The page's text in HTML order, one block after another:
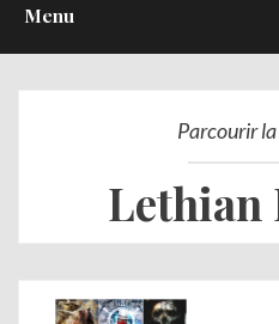
Menu
Parcourir
Lethian